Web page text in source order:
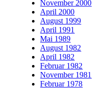
November 2000
April 2000
August 1999
April 1991
Mai 1989
August 1982
April 1982
Februar 1982
November 1981
Februar 1978